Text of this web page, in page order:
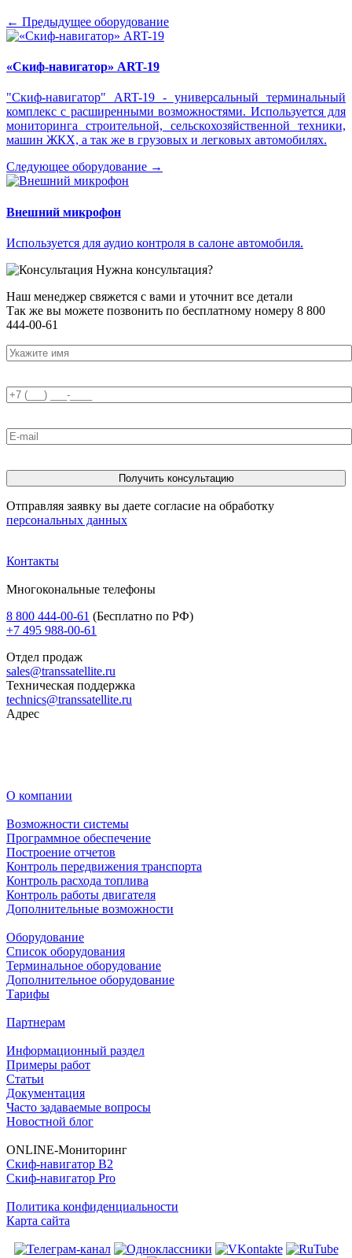
← Предыдущее оборудование
«Скиф-навигатор» ART-19
"Скиф-навигатор" ART-19 - универсальный терминальный
комплекс с расширенными возможностями. Используется для
мониторинга строительной, сельскохозяйственной техники,
машин ЖКХ, а так же в грузовых и легковых автомобилях.
Следующее оборудование →
Внешний микрофон
Используется для аудио контроля в салоне автомобиля.
Нужна консультация?
Наш менеджер свяжется с вами и уточнит все детали
Так же вы можете позвонить по бесплатному номеру 8 800
444-00-61
Получить консультацию
Отправляя заявку вы даете согласие на обработку
персональных данных
Контакты
Многокональные телефоны
8 800 444-00-61 (Бесплатно по РФ)
+7 495 988-00-61
Отдел продаж
sales@transsatellite.ru
Техническая поддержка
technics@transsatellite.ru
Адрес
О компании
Возможности системы
Программное обеспечение
Построение отчетов
Контроль передвижения транспорта
Контроль расхода топлива
Контроль работы двигателя
Дополнительные возможности
Оборудование
Список оборудования
Терминальное оборудование
Дополнительное оборудование
Тарифы
Партнерам
Информационный раздел
Примеры работ
Статьи
Документация
Часто задаваемые вопросы
Новостной блог
ONLINE-Мониторинг
Скиф-навигатор B2
Скиф-навигатор Pro
Политика конфиденциальности
Карта сайта